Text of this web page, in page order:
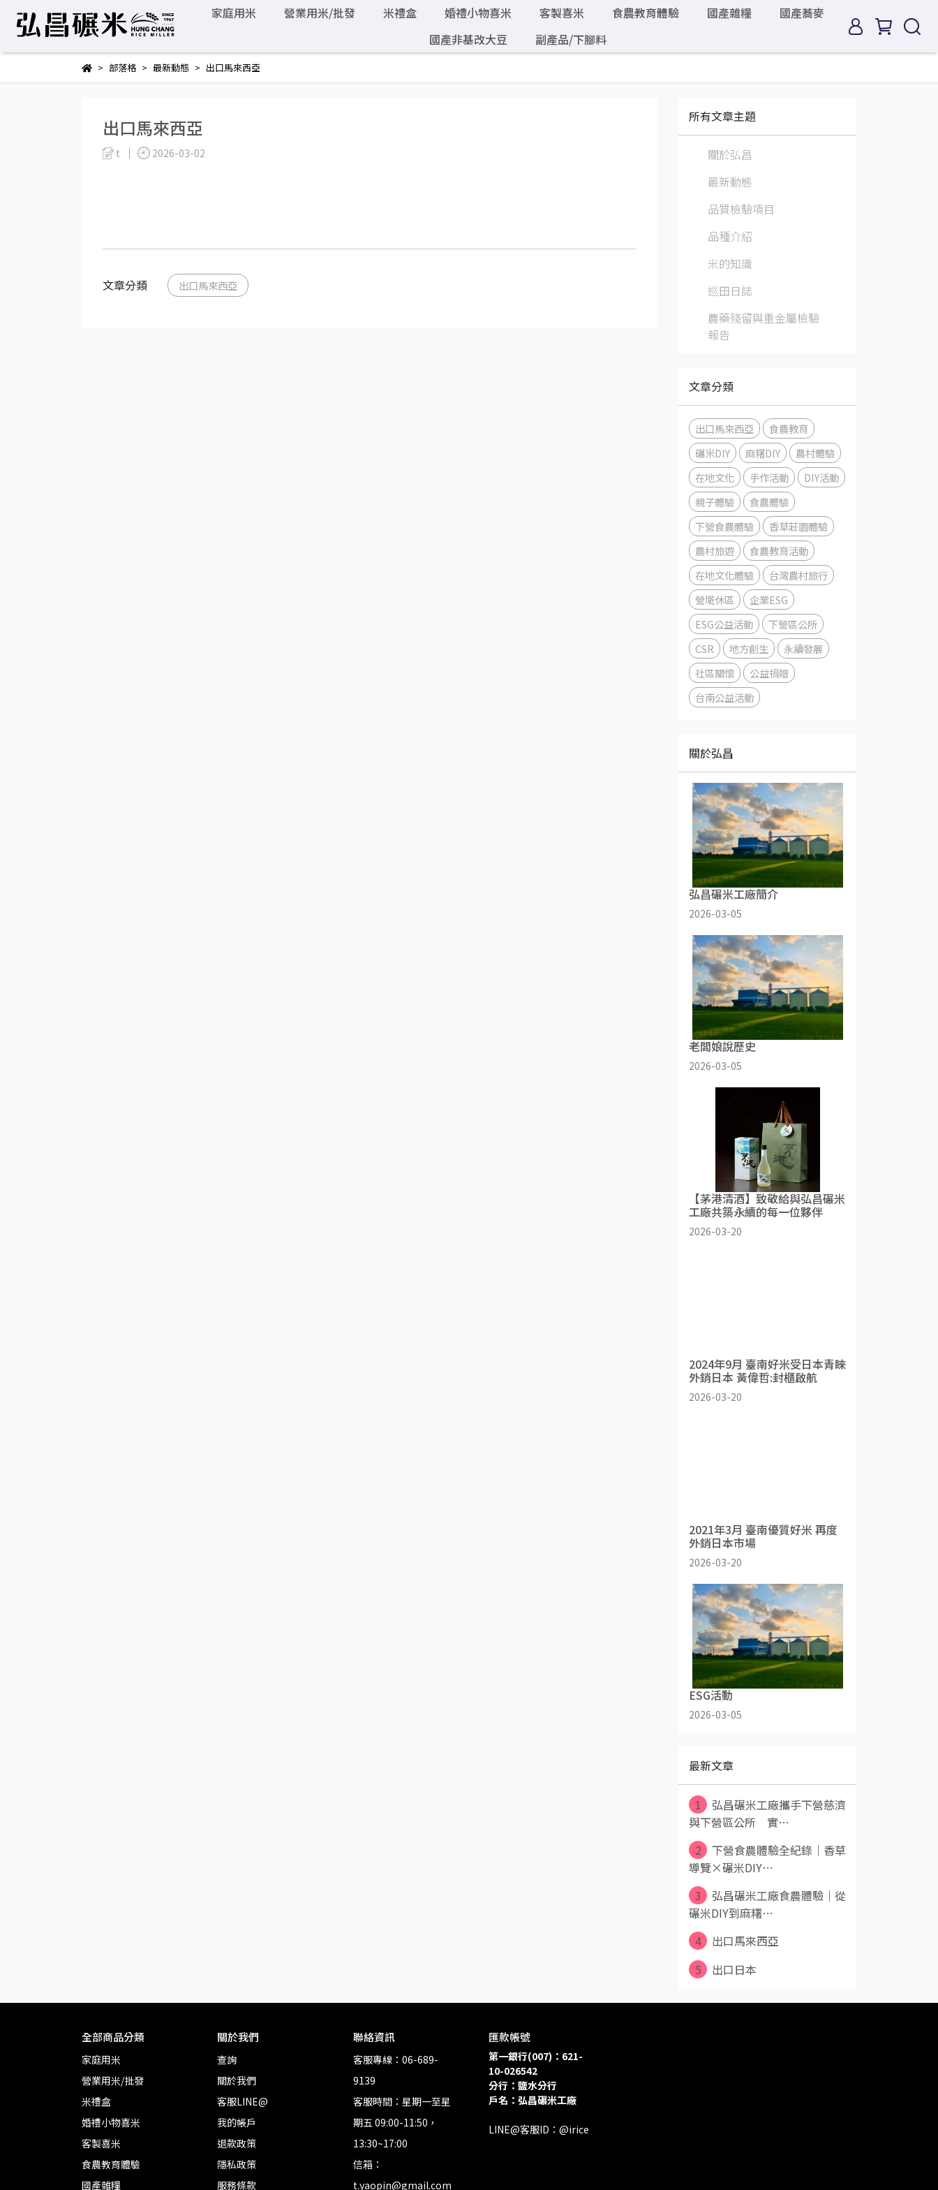
家庭用米 營業用米/批發 米禮盒 婚禮小物喜米 客製喜米 食農教育體驗 國產雜糧
國產蕎麥
國產非基改大豆
副產品/下腳料
部落格 最新動態 出口馬來西亞
出口馬來西亞
t 2026-03-02
文章分類 出口馬來西亞
所有文章主題
關於弘昌
最新動態
品質檢驗項目
品種介紹
米的知識
巡田日誌
農藥殘留與重金屬檢驗
報告
文章分類
出口馬來西亞
食農教育
碾米DIY
麻糬DIY
農村體驗
在地文化
手作活動
DIY活動
親子體驗
食農體驗
下營食農體驗
香草莊園體驗
農村旅遊
食農教育活動
在地文化體驗
台灣農村旅行
營墘休區
企業ESG
ESG公益活動
下營區公所
CSR
地方創生
永續發展
社區關懷
公益捐贈
台南公益活動
關於弘昌
弘昌碾米工廠簡介
2026-03-05
老闆娘說歷史
2026-03-05
【茅港清酒】致敬給與弘昌碾米
工廠共築永續的每一位夥伴
2026-03-20
2024年9月 臺南好米受日本青睞
外銷日本 黃偉哲:封櫃啟航
2026-03-20
2021年3月 臺南優質好米 再度
外銷日本市場
2026-03-20
ESG活動
2026-03-05
最新文章
1
弘昌碾米工廠攜手下營慈濟
與下營區公所 實⋯
2
下營食農體驗全紀錄｜香草
導覽×碾米DIY⋯
3
弘昌碾米工廠食農體驗｜從
碾米DIY到麻糬⋯
4
出口馬來西亞
5
出口日本
全部商品分類
家庭用米
營業用米/批發
米禮盒
婚禮小物喜米
客製喜米
食農教育體驗
國產雜糧
關於我們
查詢
關於我們
客服LINE@
我的帳戶
退款政策
隱私政策
服務條款
聯絡資訊
客服專線：06-689-
9139
客服時間：星期一至星
期五 09:00-11:50，
13:30~17:00
信箱：
t.yaopin@gmail.com
匯款帳號
第一銀行(007)：621-
10-026542
分行：鹽水分行
戶名：弘昌碾米工廠
LINE@客服ID：@irice